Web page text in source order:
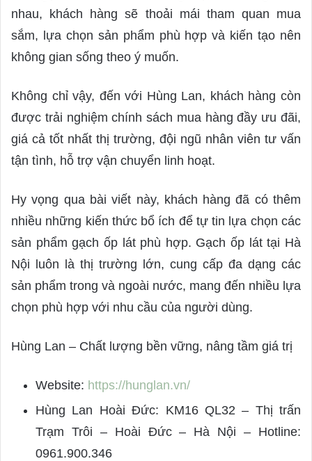
nhau, khách hàng sẽ thoải mái tham quan mua
sắm, lựa chọn sản phẩm phù hợp và kiến tạo nên
không gian sống theo ý muốn.
Không chỉ vậy, đến với Hùng Lan, khách hàng còn
được trải nghiệm chính sách mua hàng đầy ưu đãi,
giá cả tốt nhất thị trường, đội ngũ nhân viên tư vấn
tận tình, hỗ trợ vận chuyển linh hoạt.
Hy vọng qua bài viết này, khách hàng đã có thêm
nhiều những kiến thức bổ ích để tự tin lựa chọn các
sản phẩm gạch ốp lát phù hợp. Gạch ốp lát tại Hà
Nội luôn là thị trường lớn, cung cấp đa dạng các
sản phẩm trong và ngoài nước, mang đến nhiều lựa
chọn phù hợp với nhu cầu của người dùng.
Hùng Lan – Chất lượng bền vững, nâng tầm giá trị
Website: https://hunglan.vn/
Hùng Lan Hoài Đức: KM16 QL32 – Thị trấn
Trạm Trôi – Hoài Đức – Hà Nội – Hotline:
0961.900.346